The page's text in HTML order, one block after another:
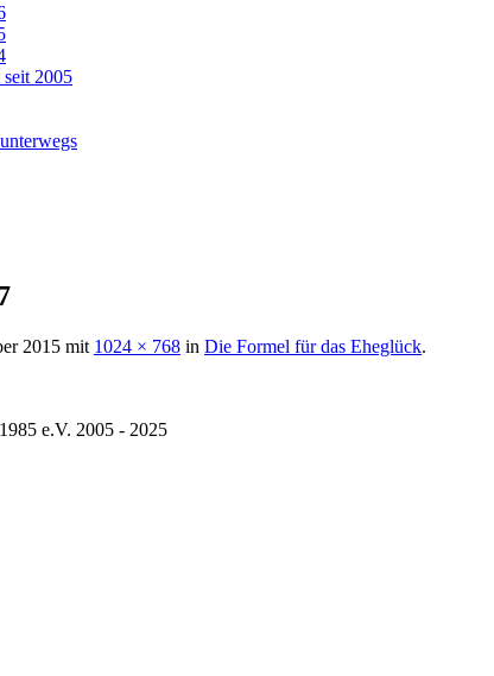
2005
2015 mit 1024 × 768 in Die Formel für das Eheglück.
e.V. 2005 - 2025